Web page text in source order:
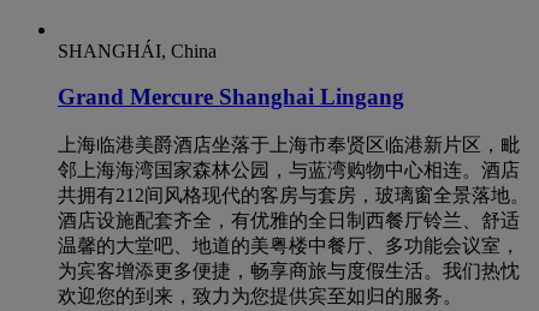
SHANGHÁI, China
Grand Mercure Shanghai Lingang
上海临港美爵酒店坐落于上海市奉贤区临港新片区，毗
邻上海海湾国家森林公园，与蓝湾购物中心相连。酒店
共拥有212间风格现代的客房与套房，玻璃窗全景落地。
酒店设施配套齐全，有优雅的全日制西餐厅铃兰、舒适
温馨的大堂吧、地道的美粤楼中餐厅、多功能会议室，
为宾客增添更多便捷，畅享商旅与度假生活。我们热忱
欢迎您的到来，致力为您提供宾至如归的服务。